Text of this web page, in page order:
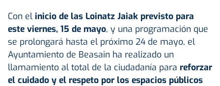
Con el inicio de las Loinatz Jaiak previsto para
este viernes, 15 de mayo, y una programación que
se prolongará hasta el próximo 24 de mayo, el
Ayuntamiento de Beasain ha realizado un
llamamiento al total de la ciudadanía para reforzar
el cuidado y el respeto por los espacios públicos